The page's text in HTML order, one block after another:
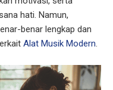
hati. Namun,
benar lengkap dan
Alat Musik Modern.